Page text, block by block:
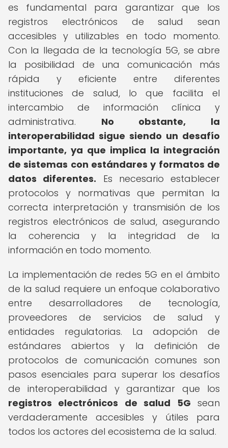
es fundamental para garantizar que los
registros electrónicos de salud sean
accesibles y utilizables en todo momento.
Con la llegada de la tecnología 5G, se abre
la posibilidad de una comunicación más
rápida y eficiente entre diferentes
instituciones de salud, lo que facilita el
intercambio de información clínica y
administrativa. No obstante, la
interoperabilidad sigue siendo un desafío
importante, ya que implica la integración
de sistemas con estándares y formatos de
datos diferentes. Es necesario establecer
protocolos y normativas que permitan la
correcta interpretación y transmisión de los
registros electrónicos de salud, asegurando
la coherencia y la integridad de la
información en todo momento.
La implementación de redes 5G en el ámbito
de la salud requiere un enfoque colaborativo
entre desarrolladores de tecnología,
proveedores de servicios de salud y
entidades regulatorias. La adopción de
estándares abiertos y la definición de
protocolos de comunicación comunes son
pasos esenciales para superar los desafíos
de interoperabilidad y garantizar que los
registros electrónicos de salud 5G sean
verdaderamente accesibles y útiles para
todos los actores del ecosistema de la salud.